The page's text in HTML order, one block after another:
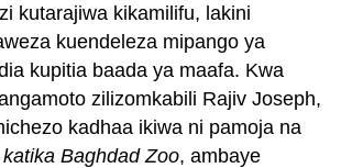
kutarajiwa kikamilifu, lakini
kuendeleza mipango ya
kupitia baada ya maafa. Kwa
zilizomkabili Rajiv Joseph,
kadhaa ikiwa ni pamoja na
Baghdad Zoo, ambaye